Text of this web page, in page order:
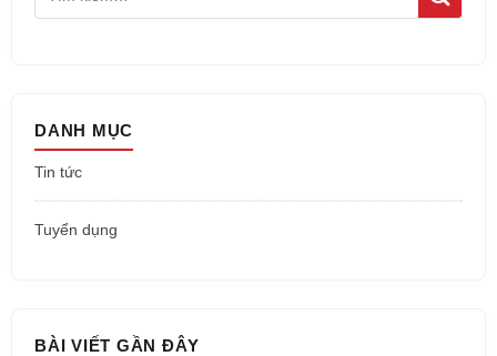
DANH MỤC
Tin tức
Tuyển dụng
BÀI VIẾT GẦN ĐÂY